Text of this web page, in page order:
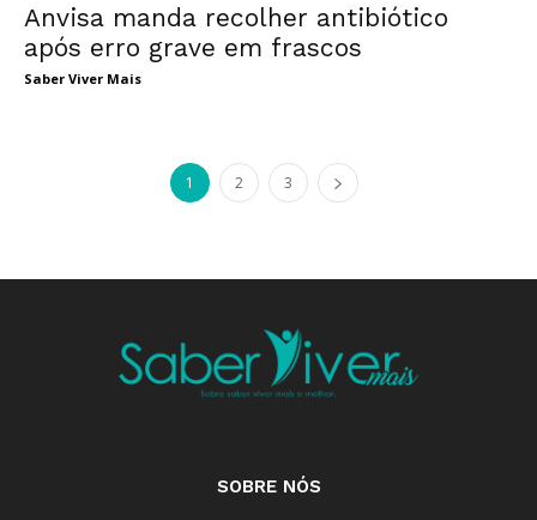
Anvisa manda recolher antibiótico
após erro grave em frascos
Saber Viver Mais
1 2 3
SOBRE NÓS